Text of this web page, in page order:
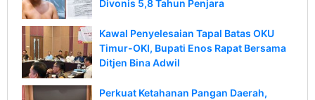
Divonis 5,8 Tahun Penjara
Kawal Penyelesaian Tapal Batas OKU
Timur-OKI, Bupati Enos Rapat Bersama
Ditjen Bina Adwil
Perkuat Ketahanan Pangan Daerah,